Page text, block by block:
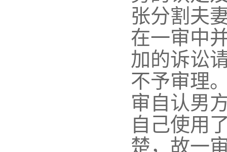
张分割夫
在一审中
加的诉讼
不予审理
审自认男
自己使用
楚，故一